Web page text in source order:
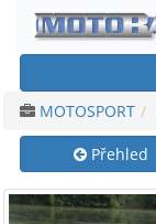
MOTOSPORT
Přehled